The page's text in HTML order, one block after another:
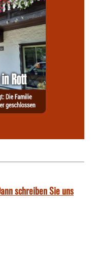
schreiben Sie uns